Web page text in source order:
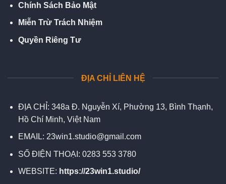
Chính Sách Bảo Mật
Miễn Trừ Trách Nhiệm
Quyền Riêng Tư
ĐỊA CHỈ LIÊN HỆ
ĐỊA CHỈ: 348a Đ. Nguyễn Xí, Phường 13, Bình Thạnh,
Hồ Chí Minh, Việt Nam
EMAIL: 23win1.studio@gmail.com
SỐ ĐIỆN THOẠI: 0283 553 3780
WEBSITE: https://23win1.studio/